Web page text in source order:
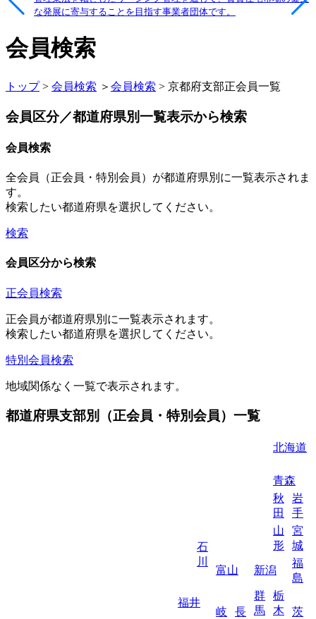
な発展に寄与することを目指す事業者団体です。
会員検索
トップ> 会員検索 ＞ 会員検索 > 京都府支部正会員一覧
会員区分／都道府県別一覧表示から検索
会員検索
全会員（正会員・特別会員）が都道府県別に一覧表示されま
す。
検索したい都道府県を選択してください。
検索
会員区分から検索
正会員検索
正会員が都道府県別に一覧表示されます。
検索したい都道府県を選択してください。
特別会員検索
地域関係なく一覧で表示されます。
都道府県支部別（正会員・特別会員）一覧
北海道
青森
秋
田
岩
手
石
川
山
形
宮
城
富山 新潟
福
島
福井
岐
長
群
馬
栃
木
茨